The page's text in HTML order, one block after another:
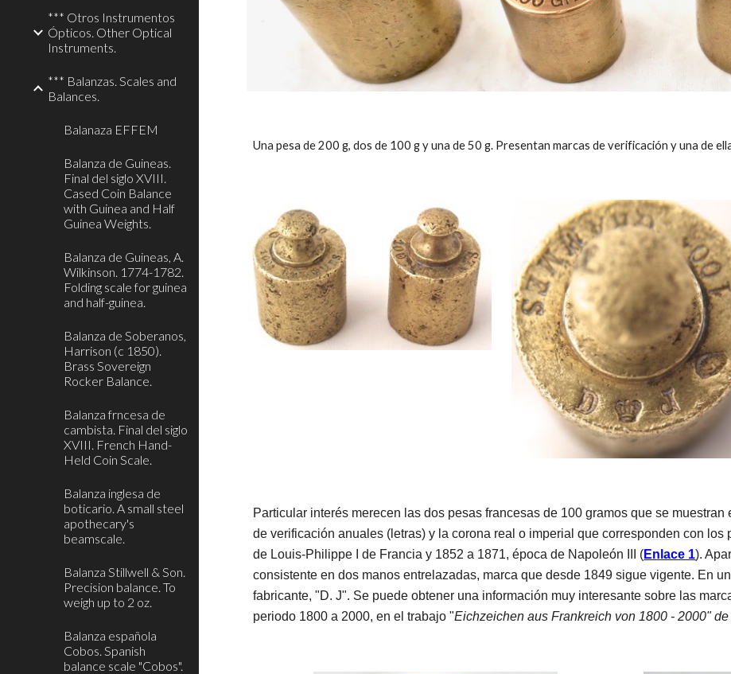
*** Otros Instrumentos
Ópticos. Other Optical
Instruments.
*** Balanzas. Scales and
Balances.
Balanaza EFFEM
Balanza de Guineas.
Final del siglo XVIII.
Cased Coin Balance
with Guinea and Half
Guinea Weights.
Balanza de Guineas, A.
Wilkinson. 1774-1782.
Folding scale for guinea
and half-guinea.
Balanza de Soberanos,
Harrison (c 1850).
Brass Sovereign
Rocker Balance.
Balanza frncesa de
cambista. Final del siglo
XVIII. French Hand-
Held Coin Scale.
Balanza inglesa de
boticario. A small steel
apothecary's
beamscale.
Balanza Stillwell & Son.
Precision balance. To
weigh up to 2 oz.
Balanza española
Cobos. Spanish
balance scale "Cobos".
Una pesa de 200 g, dos de 100 g y una de 50 g. Presentan marcas de verificación y una de
Particular interés merecen las dos pesas francesas de 100 gramos que se
de verificación anuales (letras) y la corona real o imperial que corresponden con
de Louis-Philippe I de Francia y 1852 a 1871, época de Napoleón III (Enlace 1).
consistente en dos manos entrelazadas, marca que desde 1849 sigue vigente. En
fabricante, "D. J". Se puede obtener una información muy interesante sobre las
periodo 1800 a 2000, en el trabajo "Eichzeichen aus Frankreich von 1800 - 2000"